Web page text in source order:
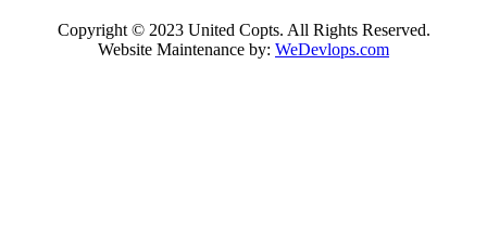
Copyright © 2023 United Copts. All Rights Reserved.
Website Maintenance by: WeDevlops.com